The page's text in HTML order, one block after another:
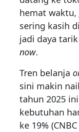
hemat waktu,
sering kasih
jadi daya
now.
Tren belanja
sini makin
tahun 2025
kebutuhan
ke 19%